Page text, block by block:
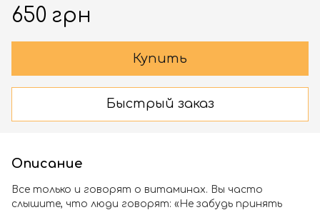
650 грн
Купить
Быстрый заказ
Описание
Все только и говорят о витаминах. Вы часто
слышите, что люди говорят: «Не забудь принять